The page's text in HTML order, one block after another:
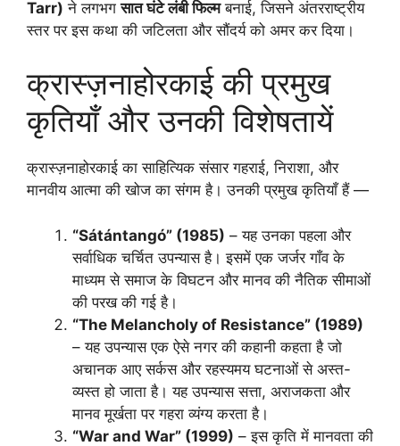
Tarr) ने लगभगसात घंटे लंबी फिल्मबनाई, जिसने अंतरराष्ट्रीय
स्तर पर इस कथा की जटिलता और सौंदर्य को अमर कर दिया।
क्रास्ज़नाहोरकाई की प्रमुख
कृतियाँ और उनकी विशेषतायें
क्रास्ज़नाहोरकाई का साहित्यिक संसार गहराई, निराशा, और
मानवीय आत्मा की खोज का संगम है। उनकी प्रमुख कृतियाँ हैं —
“Sátántangó” (1985) – यह उनका पहला और
सर्वाधिक चर्चित उपन्यास है। इसमें एक जर्जर गाँव के
माध्यम से समाज के विघटन और मानव की नैतिक सीमाओं
की परख की गई है।
“The Melancholy of Resistance” (1989)
– यह उपन्यास एक ऐसे नगर की कहानी कहता है जो
अचानक आए सर्कस और रहस्यमय घटनाओं से अस्त-
व्यस्त हो जाता है। यह उपन्यास सत्ता, अराजकता और
मानव मूर्खता पर गहरा व्यंग्य करता है।
“War and War” (1999) – इस कृति में मानवता की